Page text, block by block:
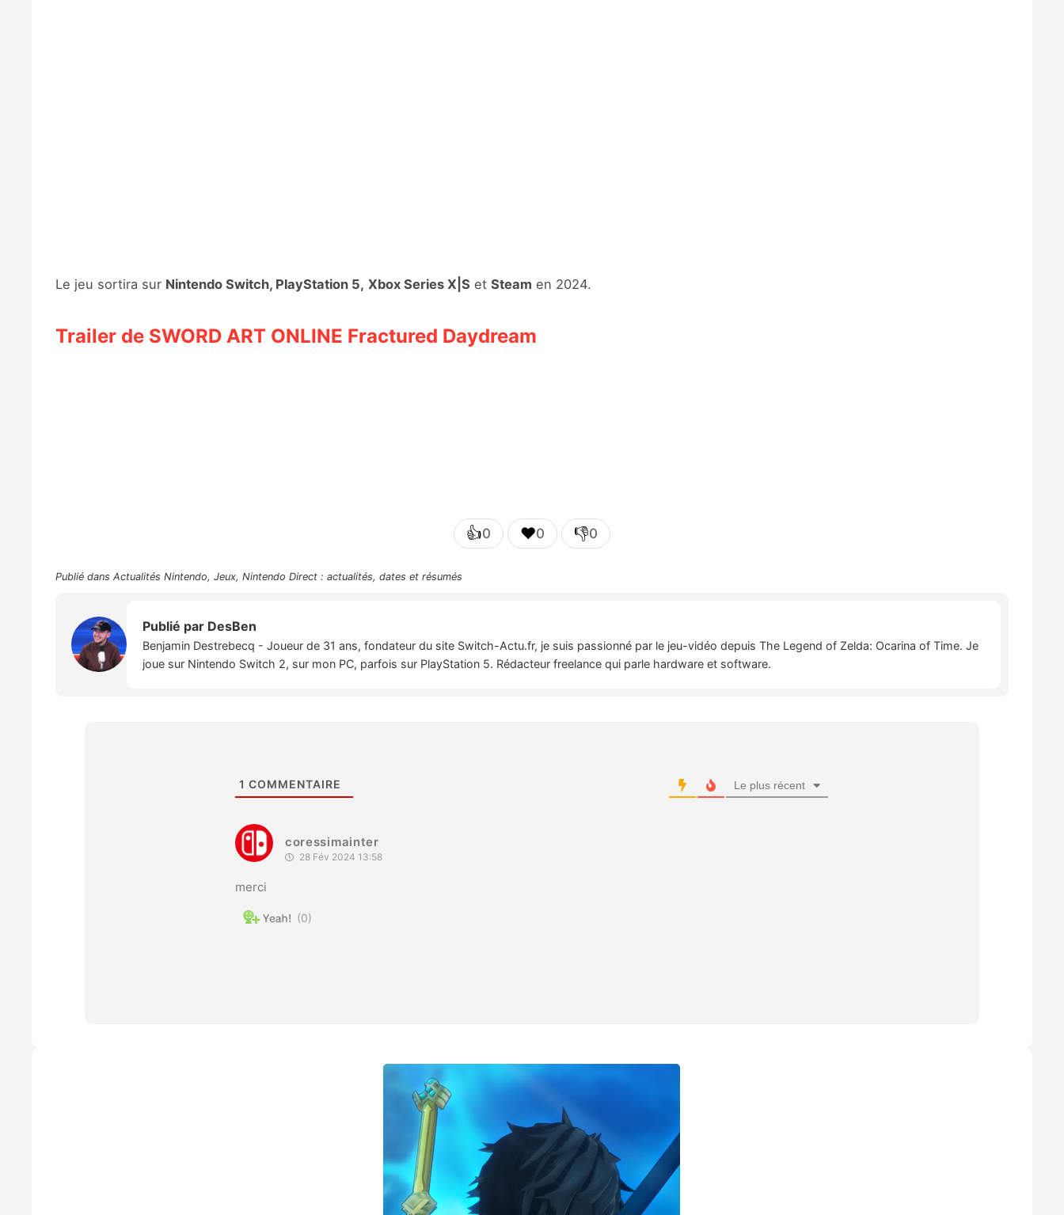
Le jeu sortira sur Nintendo Switch, PlayStation 5, Xbox Series X|S et Steam en 2024.
Trailer de SWORD ART ONLINE Fractured Daydream
👍0 ❤️0 👎0
Publié dans Actualités Nintendo, Jeux, Nintendo Direct : actualités, dates et résumés
Publié par DesBen
Benjamin Destrebecq - Joueur de 31 ans, fondateur du site Switch-Actu.fr, je suis passionné par le jeu-vidéo depuis The Legend of Zelda: Ocarina of Time. Je
joue sur Nintendo Switch 2, sur mon PC, parfois sur PlayStation 5. Rédacteur freelance qui parle hardware et software.
1 COMMENTAIRE Le plus récent
coressimainter
28 Fév 2024 13:58
merci
0